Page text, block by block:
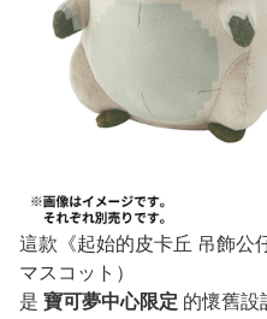
這款《起始的皮卡丘 吊飾公
マスコット）
是 寶可夢中心限定 的懷舊設